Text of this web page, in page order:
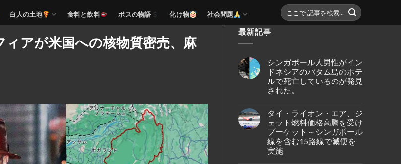
白人の土地 食料と飲料 ボスの物語 化け物 社会問題
アが米国への核物質密売、麻
最新記事
シンガポール人男性がイン
ドネシアのバタム島のホテ
ルで死亡しているのが発見
された。
on
シ
ン
ガ
ポ
ー
ル
タイ・ライオン・エア、ジ
ェット燃料価格高騰を受け
プーケット～シンガポール
線を含む15路線で減便を
実施